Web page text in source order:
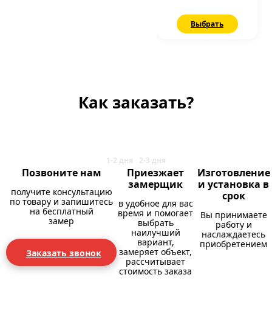
Выбрать
Как заказать?
Позвоните нам
получите консультацию
по товару и запишитесь
на бесплатный
замер
Заказать звонок
Приезжает
замерщик
в удобное для вас
время и помогает
выбрать
наилучший
вариант,
замеряет объект,
рассчитывает
стоимость заказа
Изготовление
и установка в
срок
Вы принимаете
работу и
наслаждаетесь
приобретением